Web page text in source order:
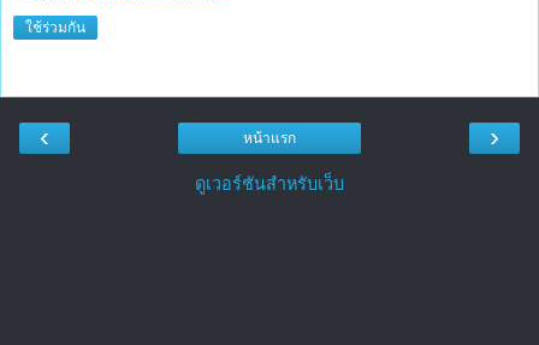
ใช้ร่วมกัน
‹ ›
หน้าแรก
ดูเวอร์ชันสำหรับเว็บ